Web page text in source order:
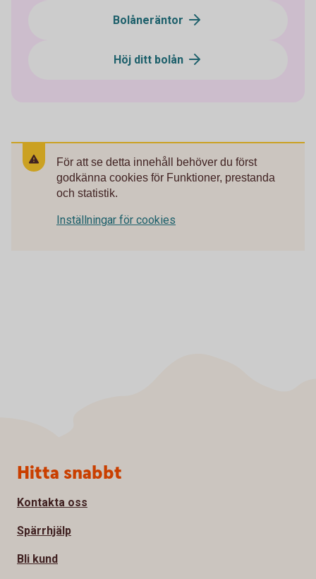
Bolåneräntor
Höj ditt bolån
För att se detta innehåll behöver du först
godkänna cookies för Funktioner, prestanda
och statistik.
Inställningar för cookies
Sidfot
Hitta snabbt
Kontakta oss
Spärrhjälp
Bli kund